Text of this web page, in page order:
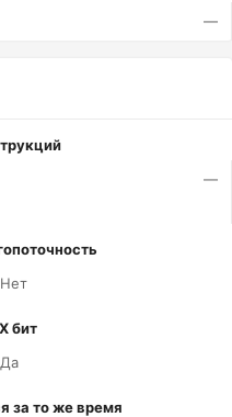
—
—
Нет
бит
Да
за то же время